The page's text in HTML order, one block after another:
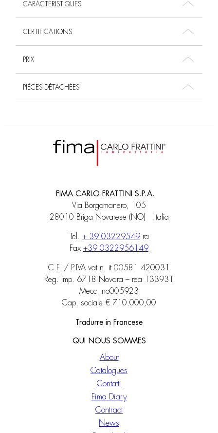
CARACTÉRISTIQUES
CERTIFICATIONS
PRIX
PIÈCES DÉTACHÉES
FIMA CARLO FRATTINI S.P.A.
Via Borgomanero, 105
28010 Briga Novarese (NO) – Italia
Tel. + 39 03229549ra
Fax +39 0322956149
C.F. / P.IVA vat n. it 00581 420031
Reg. imp. 6718 Novara – rea 133931
Mecc. no005923
Cap. sociale € 710.000,00
Tradurre in Francese
QUI NOUS SOMMES
About
Catalogues
Contatti
Fima Diary
Contract
News